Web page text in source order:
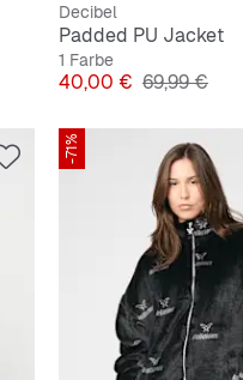
Decibel
Padded PU Jacket
1 Farbe
Preis
40,00 € Originalpreis
69,99 €
-71%